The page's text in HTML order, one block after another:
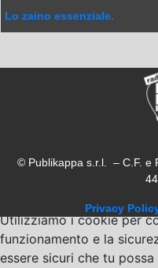
Lo zaino essenziale.
© Publikappa s.r.l. – C.F. e
Privacy
Utilizziamo i cookie per
funzionamento e la
essere sicuri che tu